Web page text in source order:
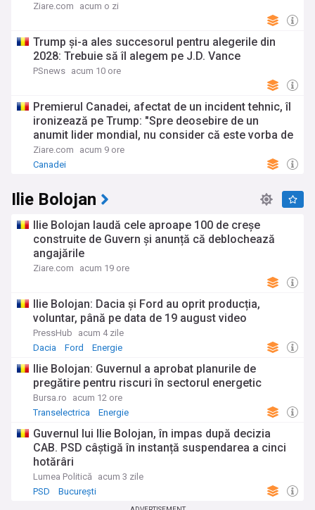
Ziare.com acum o zi
Trump și-a ales succesorul pentru alegerile din
2028: Trebuie să îl alegem pe J.D. Vance
PSnews acum 10 ore
Premierul Canadei, afectat de un incident tehnic, îl
ironizează pe Trump: "Spre deosebire de un
anumit lider mondial, nu consider că este vorba de
o conspirație”
Ziare.com
acum 9 ore
Canadei
Ilie Bolojan
Ilie Bolojan laudă cele aproape 100 de creșe
construite de Guvern și anunță că deblochează
angajările
Ziare.com acum 19 ore
Ilie Bolojan: Dacia și Ford au oprit producția,
voluntar, până pe data de 19 august video
PressHub
acum 4 zile
Dacia
Ford Energie
Ilie Bolojan: Guvernul a aprobat planurile de
pregătire pentru riscuri în sectorul energetic
Bursa.ro
acum 12 ore
Transelectrica
Energie
Guvernul lui Ilie Bolojan, în impas după decizia
CAB. PSD câștigă în instanță suspendarea a cinci
hotărâri
Lumea Politică acum 3 zile
PSD
București